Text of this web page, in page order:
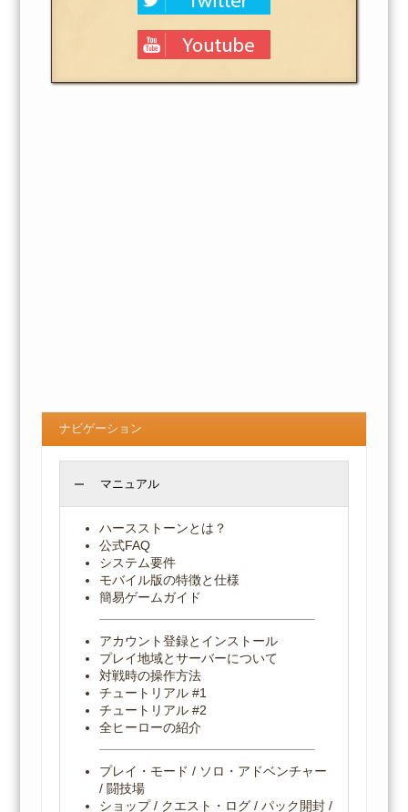
ナビゲーション
マニュアル
ハースストーンとは？
公式FAQ
システム要件
モバイル版の特徴と仕様
簡易ゲームガイド
アカウント登録とインストール
プレイ地域とサーバーについて
対戦時の操作方法
チュートリアル #1
チュートリアル #2
全ヒーローの紹介
プレイ・モード / ソロ・アドベンチャー
/ 闘技場
ショップ / クエスト・ログ / パック開封 /